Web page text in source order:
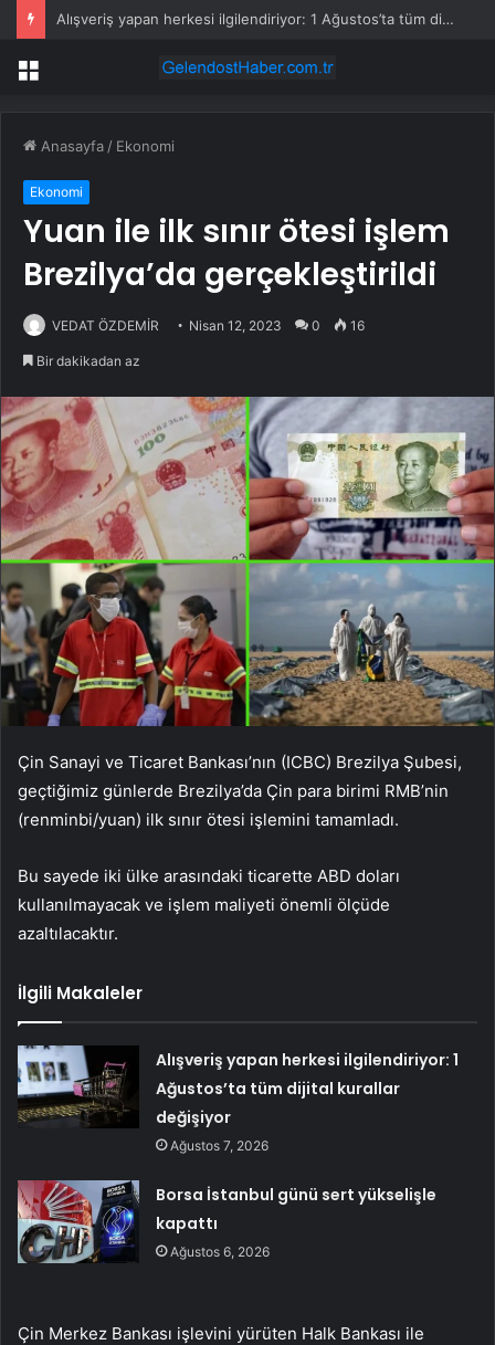
Alışveriş yapan herkesi ilgilendiriyor: 1 Ağustos’ta tüm dijital kurallar değişiyor
Menü
Anasayfa / Ekonomi
Ekonomi
Yuan ile ilk sınır ötesi işlem
Brezilya’da gerçekleştirildi
VEDAT ÖZDEMİR Nisan 12, 2023 0 16
Bir dakikadan az
Çin Sanayi ve Ticaret Bankası’nın (ICBC) Brezilya Şubesi,
geçtiğimiz günlerde Brezilya’da Çin para birimi RMB’nin
(renminbi/yuan) ilk sınır ötesi işlemini tamamladı.
Bu sayede iki ülke arasındaki ticarette ABD doları
kullanılmayacak ve işlem maliyeti önemli ölçüde
azaltılacaktır.
İlgili Makaleler
Alışveriş yapan herkesi ilgilendiriyor: 1
Ağustos’ta tüm dijital kurallar
değişiyor
Ağustos 7, 2026
Borsa İstanbul günü sert yükselişle
kapattı
Ağustos 6, 2026
Çin Merkez Bankası işlevini yürüten Halk Bankası ile